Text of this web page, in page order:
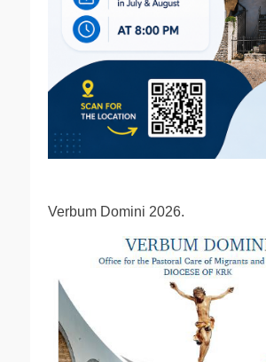
Verbum Domini 2026.